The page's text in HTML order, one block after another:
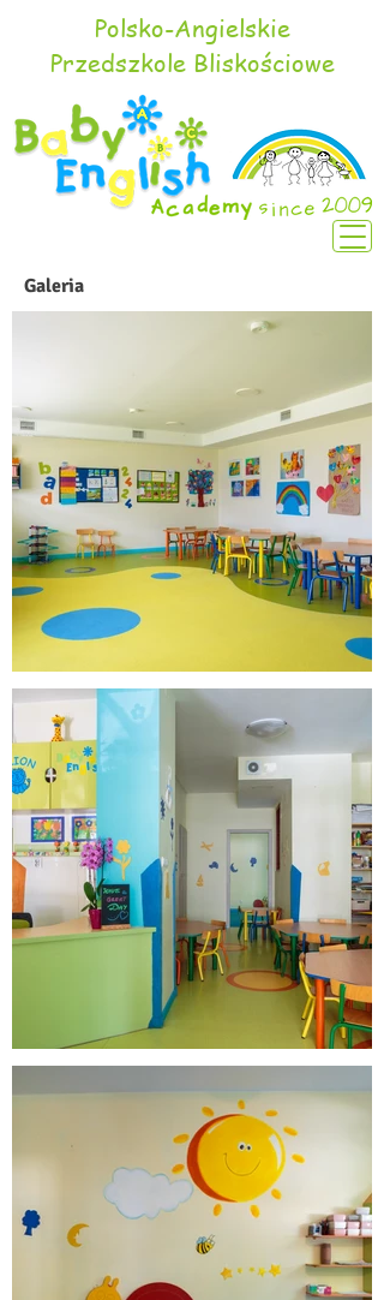
Polsko-Angielskie
Przedszkole Bliskościowe
Galeria